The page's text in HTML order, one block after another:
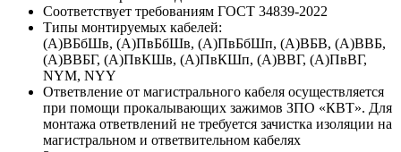
Соответствует требованиям ГОСТ 34839-2022
Типы монтируемых кабелей:
(А)ВБбШв, (А)ПвБбШв, (А)ПвБбШп, (А)ВБВ, (А)ВВБ,
(А)ВВБГ, (А)ПвКШв, (А)ПвКШп, (А)ВВГ, (А)ПвВГ,
NYM, NYY
Ответвление от магистрального кабеля осуществляется
при помощи прокалывающих зажимов ЗПО «КВТ». Для
монтажа ответвлений не требуется зачистка изоляции на
магистральном и ответвительном кабелях